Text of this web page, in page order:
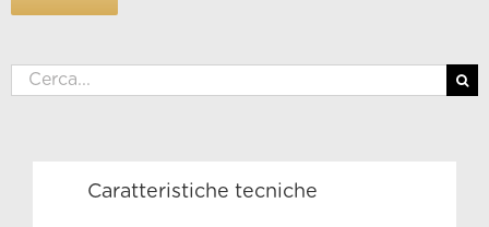
Caratteristiche tecniche
Cerca
per: